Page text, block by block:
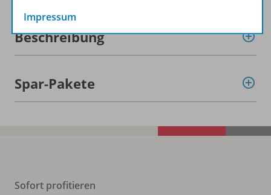
Beschreibung
Spar-Pakete
Sofort profitieren
Impressum